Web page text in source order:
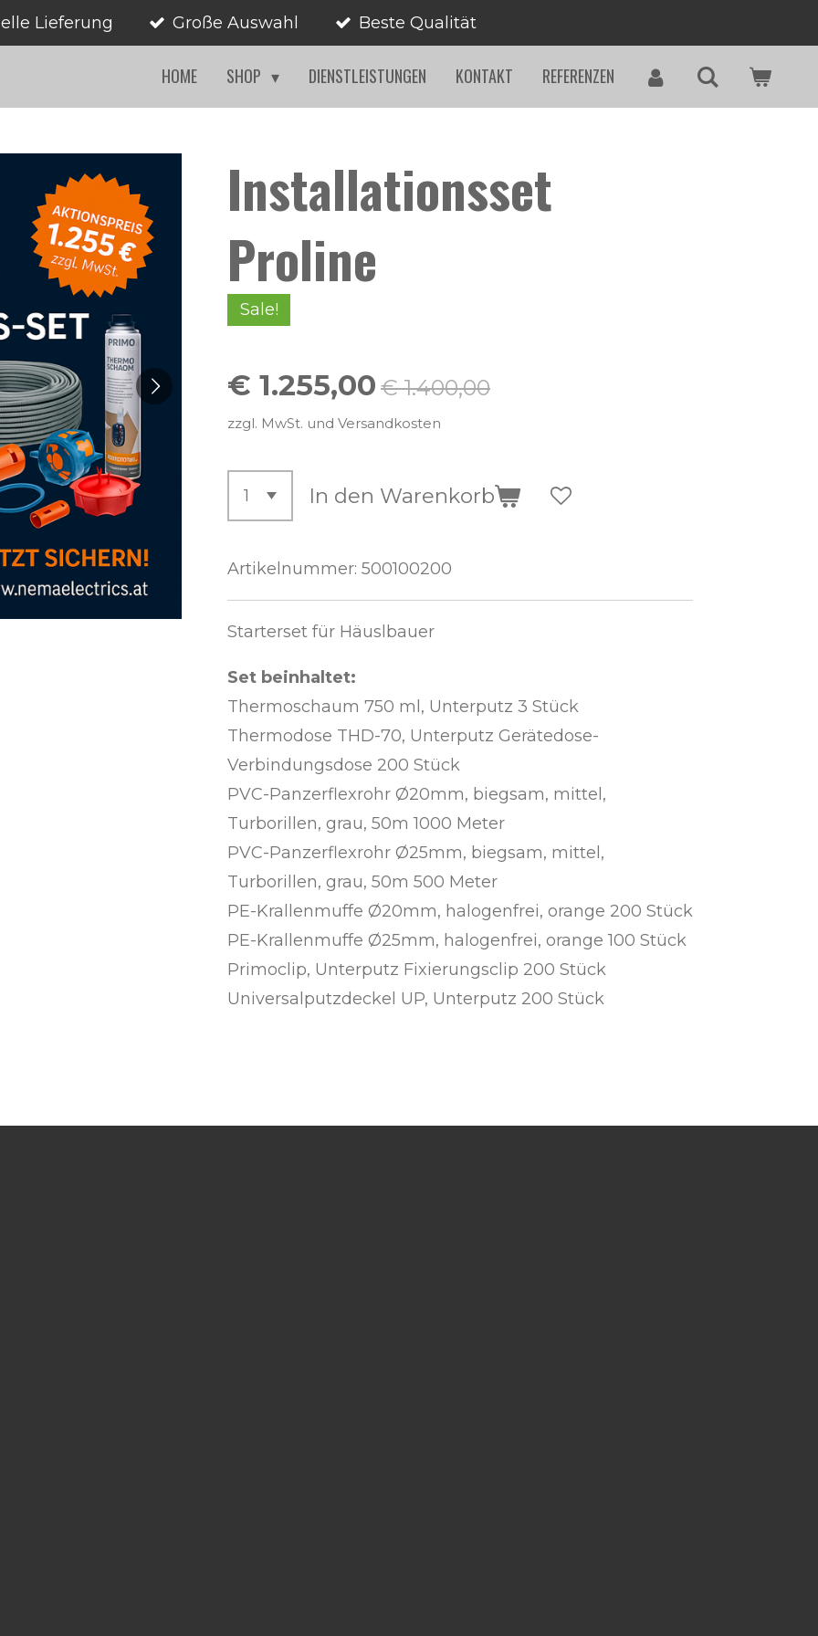
Lieferung Große Auswahl Beste Qualität
HOME SHOP DIENSTLEISTUNGEN KONTAKT REFERENZEN
Installationsset
Proline
Sale!
€ 1.255,00 € 1.400,00
zzgl. MwSt. und Versandkosten
In den Warenkorb
Artikelnummer: 500100200
Starterset für Häuslbauer
Set beinhaltet:
Thermoschaum 750 ml, Unterputz 3 Stück
Thermodose THD-70, Unterputz Gerätedose-
Verbindungsdose 200 Stück
PVC-Panzerflexrohr Ø20mm, biegsam, mittel,
Turborillen, grau, 50m 1000 Meter
PVC-Panzerflexrohr Ø25mm, biegsam, mittel,
Turborillen, grau, 50m 500 Meter
PE-Krallenmuffe Ø20mm, halogenfrei, orange 200 Stück
PE-Krallenmuffe Ø25mm, halogenfrei, orange 100 Stück
Primoclip, Unterputz Fixierungsclip 200 Stück
Universalputzdeckel UP, Unterputz 200 Stück